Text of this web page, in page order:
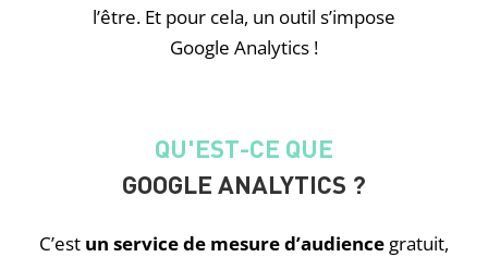
l’être. Et pour cela, un outil s’impose
Google Analytics !
QU'EST-CE QUE
GOOGLE ANALYTICS ?
C’est un service de mesure d’audience gratuit,